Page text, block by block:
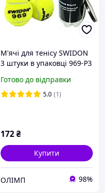
М'ячі для тенісу SWIDON
3 штуки в упаковці 969-Р3
Готово до відправки
5.0 (1)
172₴
Купити
ОЛІМП 98%